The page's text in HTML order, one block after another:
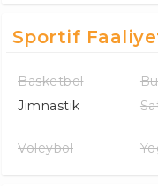
Sportif
Basketbol
Jimnastik
Voleybol